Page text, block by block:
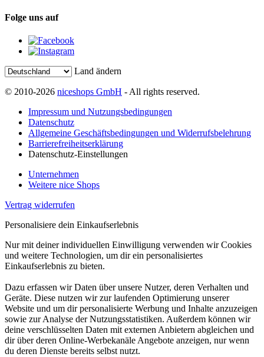
Folge uns auf
Land ändern
© 2010-2026 niceshops GmbH - All rights reserved.
Impressum und Nutzungsbedingungen
Datenschutz
Allgemeine Geschäftsbedingungen und Widerrufsbelehrung
Barrierefreiheitserklärung
Datenschutz-Einstellungen
Unternehmen
Weitere nice Shops
Vertrag widerrufen
Personalisiere dein Einkaufserlebnis
Nur mit deiner individuellen Einwilligung verwenden wir Cookies
und weitere Technologien, um dir ein personalisiertes
Einkaufserlebnis zu bieten.
Dazu erfassen wir Daten über unsere Nutzer, deren Verhalten und
Geräte. Diese nutzen wir zur laufenden Optimierung unserer
Website und um dir personalisierte Werbung und Inhalte anzuzeigen
sowie zur Analyse der Nutzungsstatistiken. Außerdem können wir
deine verschlüsselten Daten mit externen Anbietern abgleichen und
dir über deren Online-Werbekanäle Angebote anzeigen, nur wenn
du deren Dienste bereits selbst nutzt.